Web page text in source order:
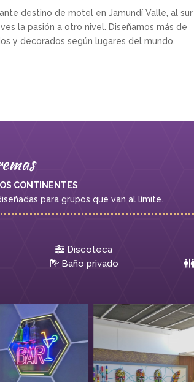
destino de motel en Jamundí Valle, al sur
la pasión a otro nivel. Diseñamos más de
y decorados según lugares del mundo.
CONTINENTES
para grupos que van al límite.
Discoteca
Baño privado